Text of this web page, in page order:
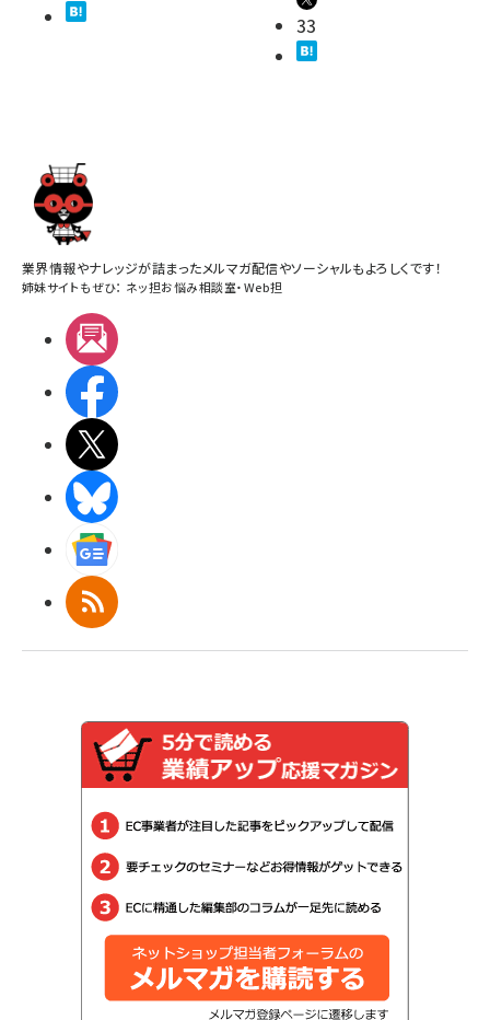
33
業界情報やナレッジが詰まったメルマガ配信やソーシャルもよろしくです！
姉妹サイトもぜひ： ネッ担お悩み相談室・Web担
RSS